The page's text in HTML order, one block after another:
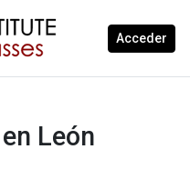
Acceder
León